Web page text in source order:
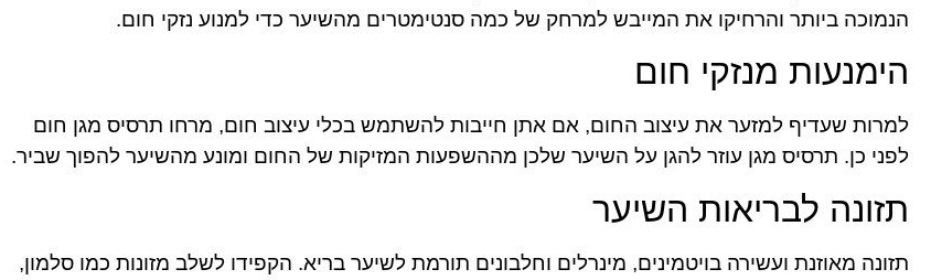
הנמוכה ביותר והרחיקו את המייבש למרחק של כמה סנטימטרים מהשיער כדי למנוע נזקי חום.
הימנעות מנזקי חום
למרות שעדיף למזער את עיצוב החום, אם אתן חייבות להשתמש בכלי עיצוב חום, מרחו תרסיס מגן חום
לפני כן. תרסיס מגן עוזר להגן על השיער שלכן מההשפעות המזיקות של החום ומונע מהשיער להפוך שביר.
תזונה לבריאות השיער
תזונה מאוזנת ועשירה בויטמינים, מינרלים וחלבונים תורמת לשיער בריא. הקפידו לשלב מזונות כמו סלמון,